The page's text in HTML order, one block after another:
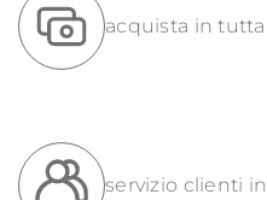
acquista in tutta
servizio clienti